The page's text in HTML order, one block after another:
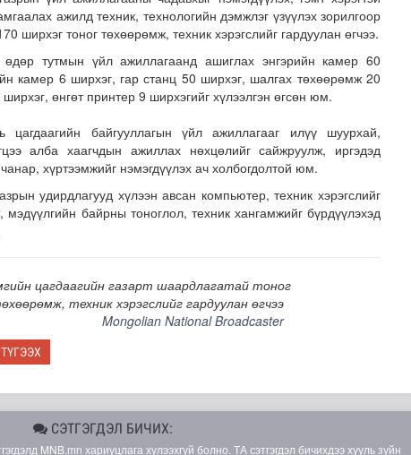
гаргажээ
ажилд техник, технологийн дэмжлэг үзүүлэх зорилгоор
ширхэг тоног төхөөрөмж, техник хэрэгслийг гардуулан өгчээ.
тутмын үйл ажиллагаанд ашиглах энгэрийн камер 60
камер 6 ширхэг, гар станц 50 ширхэг, шалгах төхөөрөмж 20
өнгөт принтер 9 ширхэгийг хүлээлгэн өгсөн юм.
цагдаагийн байгууллагын үйл ажиллагааг илүү шуурхай,
алба хаагчдын ажиллах нөхцөлийг сайжруулж, иргэдэд
хүртээмжийг нэмэгдүүлэх ач холбогдолтой юм.
удирдлагууд хүлээн авсан компьютер, техник хэрэгслийг
байрны тоноглол, техник хангамжийг бүрдүүлэхэд
цагдаагийн газарт шаардлагатай тоног
техник хэрэгслийг гардуулан өгчээ
Mongolian National Broadcaster
ТҮГЭЭХ
СЭТГЭГДЭЛ БИЧИХ:
MNB.mn хариуцлага хүлээхгүй болно. ТА сэтгэгдэл бичихдээ хууль зүйн